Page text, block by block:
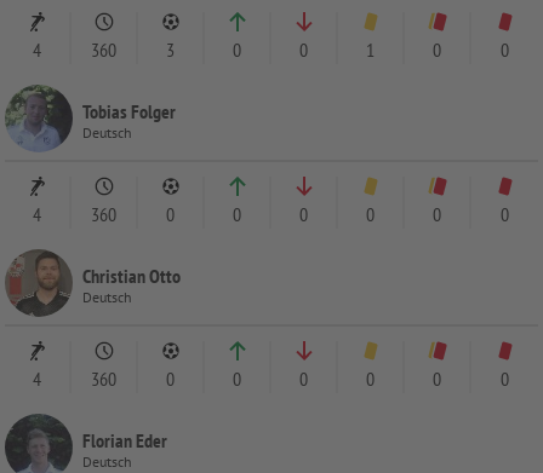
4 360 3 0 0 1 0 0
Tobias Folger
Deutsch
4 360 0 0 0 0 0 0
Christian Otto
Deutsch
4 360 0 0 0 0 0 0
Florian Eder
Deutsch